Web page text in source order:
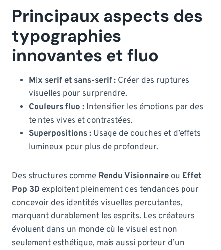
Principaux aspects des
typographies
innovantes et fluo
Mix serif et sans-serif : Créer des ruptures
visuelles pour surprendre.
Couleurs fluo : Intensifier les émotions par des
teintes vives et contrastées.
Superpositions : Usage de couches et d’effets
lumineux pour plus de profondeur.
Des structures comme Rendu Visionnaire ou Effet
Pop 3D exploitent pleinement ces tendances pour
concevoir des identités visuelles percutantes,
marquant durablement les esprits. Les créateurs
évoluent dans un monde où le visuel est non
seulement esthétique, mais aussi porteur d’un